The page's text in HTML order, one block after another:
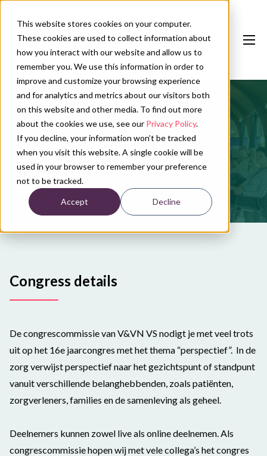
This website stores cookies on your computer.
These cookies are used to collect information about
how you interact with our website and allow us to
remember you. We use this information in order to
improve and customize your browsing experience
and for analytics and metrics about our visitors both
on this website and other media. To find out more
about the cookies we use, see our Privacy Policy.
If you decline, your information won’t be tracked
when you visit this website. A single cookie will be
used in your browser to remember your preference
not to be tracked.
Accept Decline
Our services
Conference calendar
News
About us
Contact
Plan conference
Jaarcongres V&VN VS - 2024
Congress details
De congrescommissie van V&VN VS nodigt je met veel trots
uit op het 16e jaarcongres met het thema “perspectief”. In de
zorg verwijst perspectief naar het gezichtspunt of standpunt
vanuit verschillende belanghebbenden, zoals patiënten,
zorgverleners, families en de samenleving als geheel.
Deelnemers kunnen zowel live als online deelnemen. Als
congrescommissie hopen wij met vele collega’s het congres